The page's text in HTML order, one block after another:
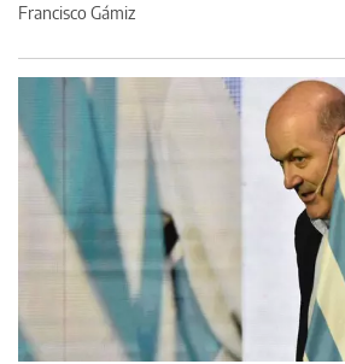
Francisco Gámiz